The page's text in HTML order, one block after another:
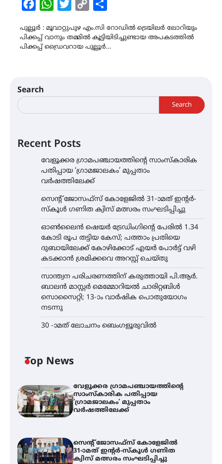
FacebookWhatsAppTwitterCopy
പുല്ലൂർ : മൂവാറ്റുപുഴ എം.സി റോഡിൽ ട്രെയിലർ ലോറിയും
പിക്കപ്പ് വാനും തമ്മിൽ കൂട്ടിയിടിച്ചുണ്ടായ അപകടത്തിൽ
പിക്കപ്പ് ഡ്രൈവറായ പുല്ലൂർ…
Search
Search
Recent Posts
വേളൂക്കര ഗ്രാമപഞ്ചായത്തിന്റെ സാംസ്കാരിക
പതിപ്പായ ‘ഗ്രാമജാലകം’ മുപ്പതാം
വർഷത്തിലേക്ക്
സെന്റ് ജോസഫ്സ് കോളേജിൽ 31-ാമത് ഇന്റർ-
സ്കൂൾ ഗണിത ക്വിസ് മത്സരം സംഘടിപ്പിച്ചു
ഓൺലൈൻ ഷെയർ ട്രേഡിംഗിന്റെ പേരിൽ 1.34
കോടി രൂപ തട്ടിയ കേസ്; പത്താം പ്രതിയെ
ദുബായിലേക്ക് കോഴിക്കോട് എയർ പോർട്ട് വഴി
കടക്കാൻ ശ്രമിക്കവെ അറസ്റ്റ് ചെയ്തു
സാന്ത്വന പരിചരണത്തിന് കരുത്തായി പി.ആർ.
ബാലൻ മാസ്റ്റർ മെമ്മോറിയൽ ചാരിറ്റബിൾ
സൊസൈറ്റി; 13-ാം വാർഷിക പൊതുയോഗം
നടന്നു
30 -ാമത് ലോചനം ബെംഗളൂരുവിൽ
Top News
വേളൂക്കര ഗ്രാമപഞ്ചായത്തിന്റെ
സാംസ്കാരിക പതിപ്പായ
‘ഗ്രാമജാലകം’ മുപ്പതാം
വർഷത്തിലേക്ക്
സെന്റ് ജോസഫ്സ് കോളേജിൽ
31-ാമത് ഇന്റർ-സ്കൂൾ ഗണിത
ക്വിസ് മത്സരം സംഘടിപ്പിച്ചു